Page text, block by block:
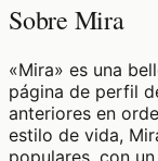
Sobre Mira
«Mira» es una
página de perfil
anteriores en
estilo de vida,
populares, con